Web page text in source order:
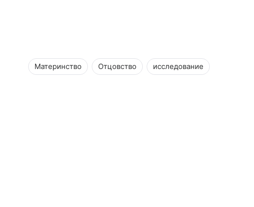
Материнство Отцовство исследование